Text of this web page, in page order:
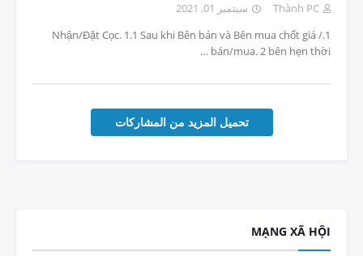
Thành PC
سبتمبر 01, 2021
1./ Nhận/Đặt Cọc. 1.1 Sau khi Bên bán và Bên mua chốt giá
bán/mua. 2 bên hẹn thời …
تحميل المزيد من المشاركات
MẠNG XÃ HỘI